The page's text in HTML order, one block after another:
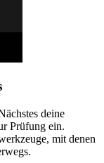
deine
Prüfung ein.
mit denen